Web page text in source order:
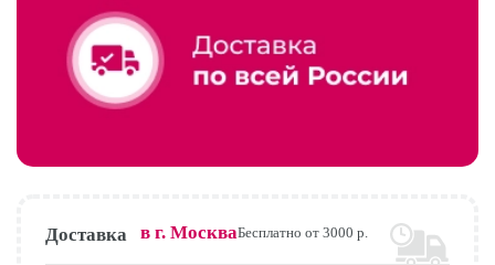
Доставка в г. МоскваБесплатно от 3000 р.